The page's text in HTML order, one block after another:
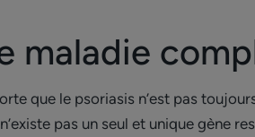
maladie
que le psoriasis n’est pas
pas un seul et unique gène